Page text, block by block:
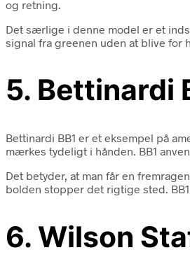
og retning.
Det særlige i denne model er et
signal fra greenen uden at blive for
5. Bettinardi
Bettinardi BB1 er et eksempel på
mærkes tydeligt i hånden. BB1
Det betyder, at man får en
bolden stopper det rigtige sted.
6. Wilson